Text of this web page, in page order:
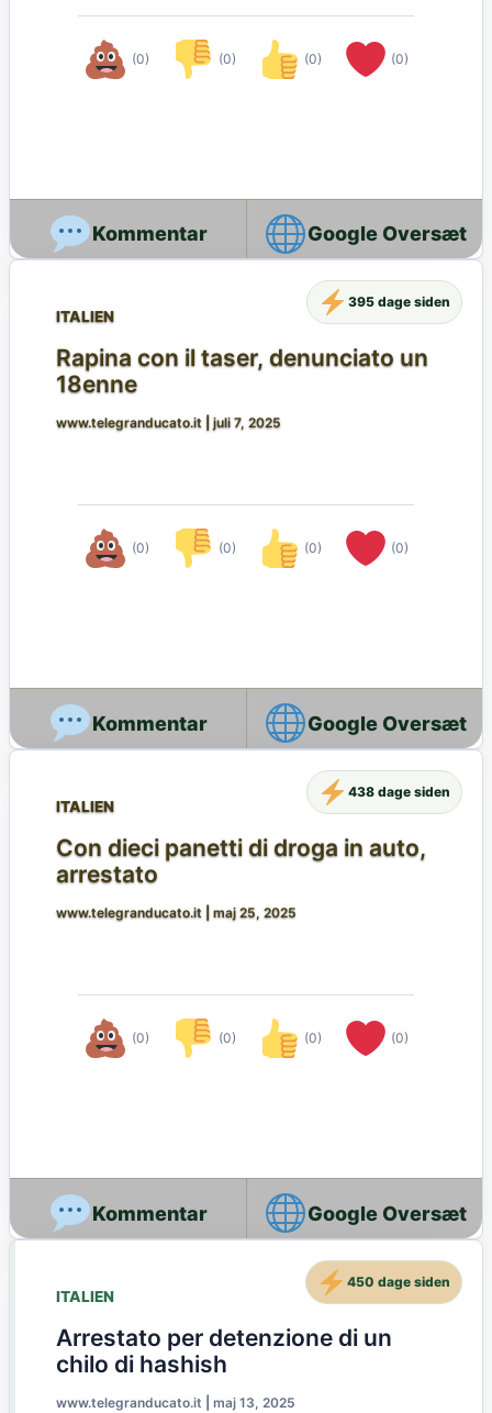
(0) (0) (0) (0)
Google Oversæt
ITALIEN
Rapina con il taser, denunciato un
18enne
www.telegranducato.it juli 7, 2025
(0) (0) (0) (0)
395 dage siden
Google Oversæt
ITALIEN
Con dieci panetti di droga in auto,
arrestato
www.telegranducato.it maj 25, 2025
(0) (0) (0) (0)
438 dage siden
Google Oversæt
ITALIEN
Arrestato per detenzione di un
chilo di hashish
www.telegranducato.it maj 13, 2025
450 dage siden